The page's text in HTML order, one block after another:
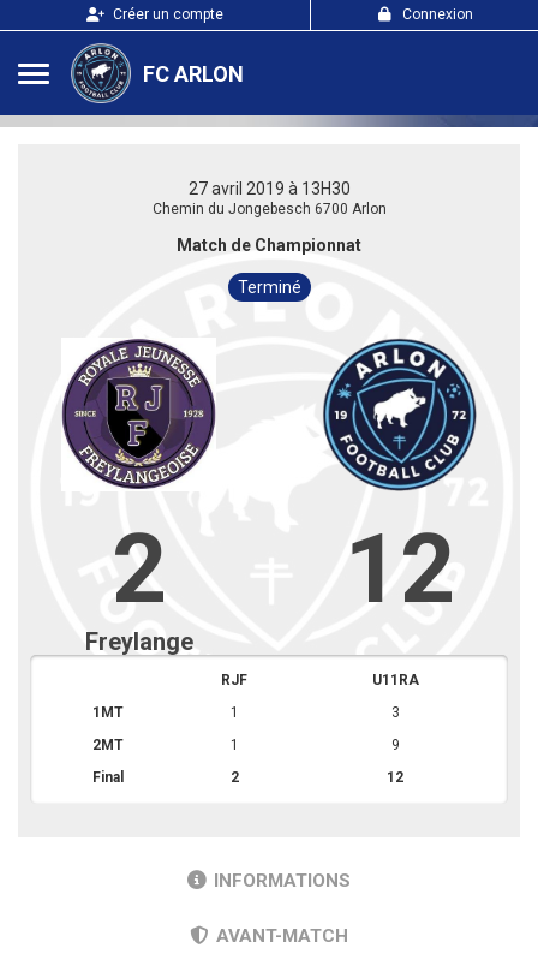
Créer un compte Connexion
FC ARLON
27 avril 2019 à 13H30
Chemin du Jongebesch 6700 Arlon
Match de Championnat
Terminé
2 12
Freylange
RJF
U11RA
1MT
1
3
2MT
1
9
Final
2 12
INFORMATIONS
AVANT-MATCH
Panneau de gestion des cookies